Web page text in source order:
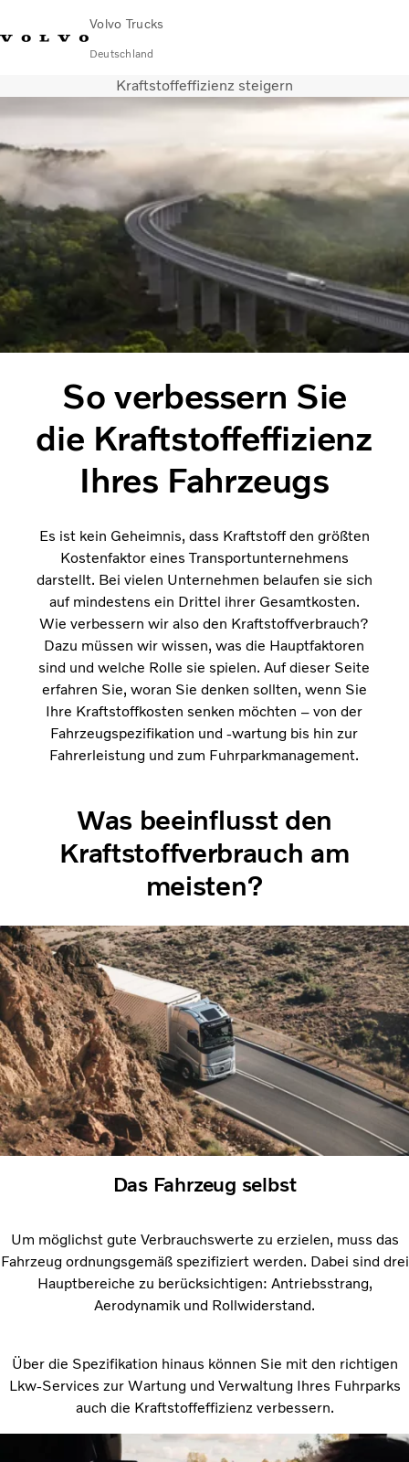
Volvo Trucks
Deutschland
KontaktEinloggenLkw-KonfiguratorDeutschland
Lkw
Transportlösungen
Services
Händler & Werkstätten
News
Über uns
Karriere
Technisches
Kraftstoffeffizienz steigern
So verbessern Sie
die Kraftstoffeffizienz
Ihres Fahrzeugs
Es ist kein Geheimnis, dass Kraftstoff den größten
Kostenfaktor eines Transportunternehmens
darstellt. Bei vielen Unternehmen belaufen sie sich
auf mindestens ein Drittel ihrer Gesamtkosten.
Wie verbessern wir also den Kraftstoffverbrauch?
Dazu müssen wir wissen, was die Hauptfaktoren
sind und welche Rolle sie spielen. Auf dieser Seite
erfahren Sie, woran Sie denken sollten, wenn Sie
Ihre Kraftstoffkosten senken möchten – von der
Fahrzeugspezifikation und -wartung bis hin zur
Fahrerleistung und zum Fuhrparkmanagement.
Was beeinflusst den
Kraftstoffverbrauch am
meisten?
Das Fahrzeug selbst
Um möglichst gute Verbrauchswerte zu erzielen, muss das
Fahrzeug ordnungsgemäß spezifiziert werden. Dabei sind drei
Hauptbereiche zu berücksichtigen: Antriebsstrang,
Aerodynamik und Rollwiderstand.
Über die Spezifikation hinaus können Sie mit den richtigen
Lkw-Services zur Wartung und Verwaltung Ihres Fuhrparks
auch die Kraftstoffeffizienz verbessern.